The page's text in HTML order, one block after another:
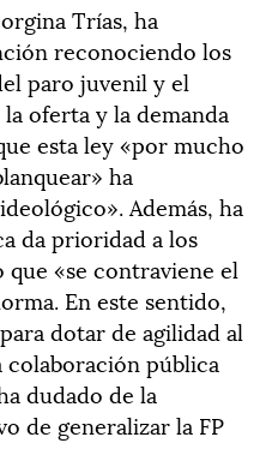
Trías, ha
reconociendo los
paro juvenil y el
oferta y la demanda
esta ley «por mucho
ha
Además, ha
da prioridad a los
«se contraviene el
En este sentido,
dotar de agilidad al
colaboración pública
dudado de la
de generalizar la FP